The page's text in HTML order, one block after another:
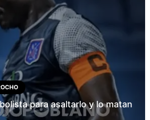
para asaltarlo y lo matan